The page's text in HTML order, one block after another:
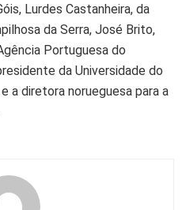
Lurdes Castanheira, da
da Serra, José Brito,
Portuguesa do
da Universidade do
a diretora norueguesa para a